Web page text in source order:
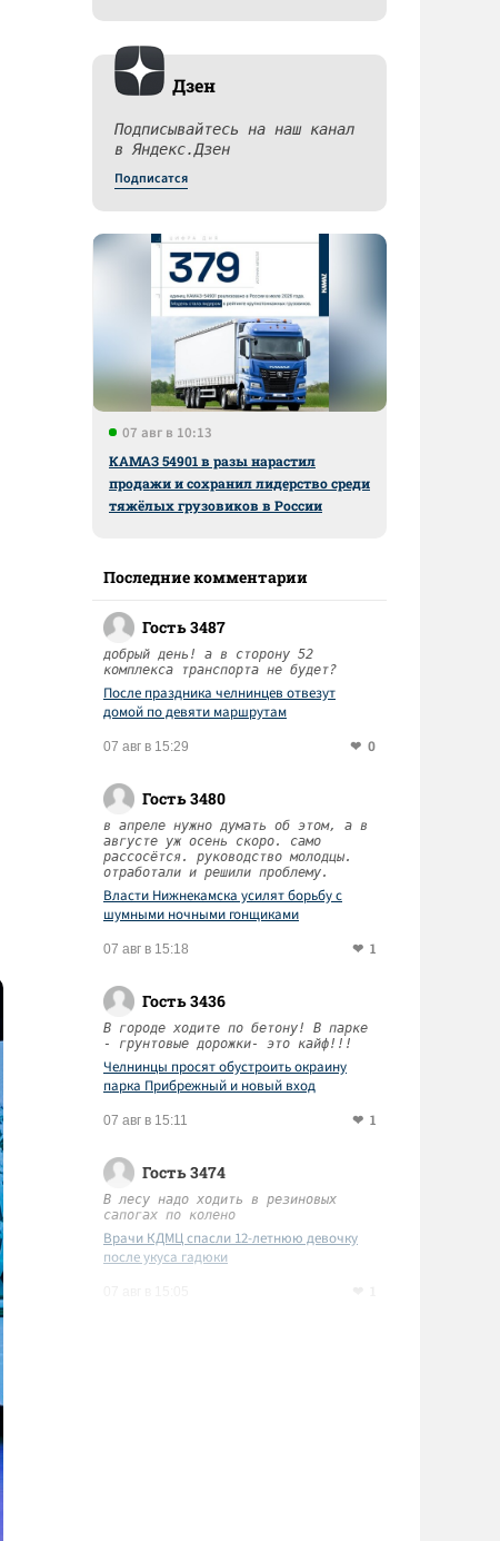
Дзен
Подписывайтесь на наш канал
в Яндекс.Дзен
Подписатся
07 авг в 10:13
КАМАЗ 54901 в разы нарастил
продажи и сохранил лидерство среди
тяжёлых грузовиков в России
Последние комментарии
Гость 3487
добрый день! а в сторону 52
комплекса транспорта не будет?
После праздника челнинцев отвезут
домой по девяти маршрутам
07 авг в 15:29 0
Гость 3480
в апреле нужно думать об этом, а в
августе уж осень скоро. само
рассосётся. руководство молодцы.
отработали и решили проблему.
Власти Нижнекамска усилят борьбу с
шумными ночными гонщиками
07 авг в 15:18 1
Гость 3436
В городе ходите по бетону! В парке
- грунтовые дорожки- это кайф!!!
Челнинцы просят обустроить окраину
парка Прибрежный и новый вход
07 авг в 15:11 1
Гость 3474
В лесу надо ходить в резиновых
сапогах по колено
Врачи КДМЦ спасли 12-летнюю девочку
после укуса гадюки